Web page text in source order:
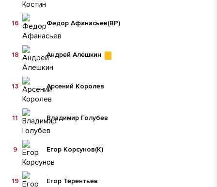
Федор Афанасьев(ВР)
16
Андрей Алешкин
18
Арсений Королев
13
Владимир Голубев
11
Егор Корсунов(К)
9
Егор Терентьев
19